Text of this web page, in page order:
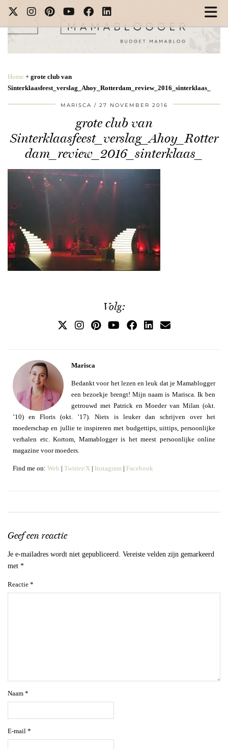
Home + grote club van
Sinterklaasfeest_verslag_Ahoy_Rotterdam_review_2016_sinterklaas_
MARISCA 27 NOVEMBER 2016
grote club van
Sinterklaasfeest_verslag_Ahoy_Rotter
dam_review_2016_sinterklaas_
Volg:
Marisca
Bedankt voor het lezen en leuk dat je Mamablogger
een bezoekje brengt! Mijn naam is Marisca. Ik ben
getrouwd met Patrick en Moeder van Milan (okt.
’10) en Floris (okt. ’17). Niets is leuker dan schrijven over het
moederschap en jullie te inspireren met budgettips, uittips, persoonlijke
verhalen etc. Kortom, Mamablogger is het meest persoonlijke online
magazine voor moeders.
Find me on: Web | Twitter/X | Instagram | Facebook
Geef een reactie
Je e-mailadres wordt niet gepubliceerd. Vereiste velden zijn gemarkeerd
met *
Reactie *
Naam *
E-mail *